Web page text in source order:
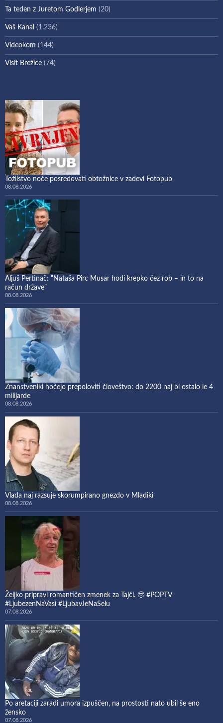
Ta teden z Juretom Godlerjem (20)
Vaš Kanal (1.236)
Videokom (144)
Visit Brežice (74)
Tožilstvo noče posredovati obtožnice v zadevi Fotopub
08.08.2026
Aljuš Pertinač: “Nataša Pirc Musar hodi krepko čez rob – in to na
račun države”
08.08.2026
Znanstveniki hočejo prepoloviti človeštvo: do 2200 naj bi ostalo le 4
milijarde
08.08.2026
Vlada naj razsuje skorumpirano gnezdo v Mladiki
08.08.2026
Željko pripravi romantičen zmenek za Tajči. 🥹 #POPTV
#LjubezenNaVasi #LjubavJeNaSelu
07.08.2026
Po aretaciji zaradi umora izpuščen, na prostosti nato ubil še eno
žensko
07.08.2026